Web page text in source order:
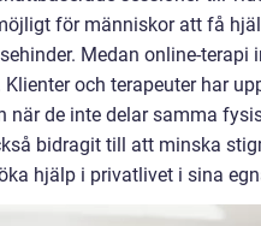
för människor att få
Medan online-terapi
och terapeuter har
de inte delar samma
bidragit till att minska
hjälp i privatlivet i sina